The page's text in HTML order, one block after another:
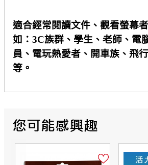
適合經常閱讀文件、觀看螢幕
如： 3C族群、學生、老師、電
員、電玩熱愛者、開車族、飛
等。